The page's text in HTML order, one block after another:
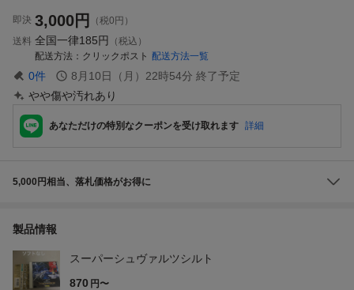
即決 3,000円
（税0円）
送料 全国一律185円
（税込）
配送方法
クリックポスト 配送方法一覧
0件 8月10日（月）22時54分 終了予定
やや傷や汚れあり
あなただけの特別なクーポンを受け取れます 詳細
5,000円相当、落札価格がお得に
製品情報
スーパーシュヴァルツシルト
870 円〜